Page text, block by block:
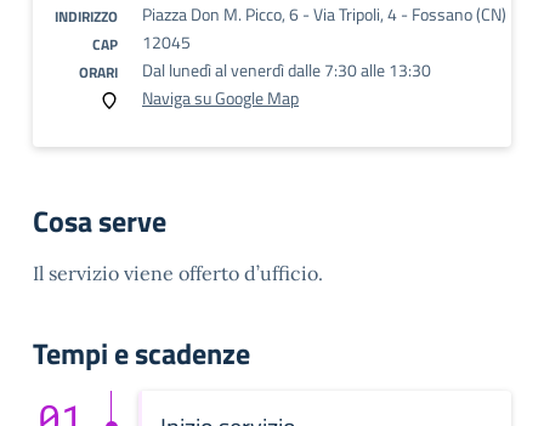
INDIRIZZO Piazza Don M. Picco, 6 - Via Tripoli, 4 - Fossano (CN)
CAP 12045
ORARI
Dal lunedì al venerdì dalle 7:30 alle 13:30
Naviga su Google Map
Cosa serve
Il servizio viene offerto d’ufficio.
Tempi e scadenze